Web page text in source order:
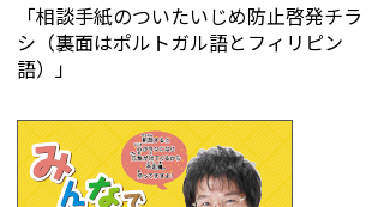
「相談手紙のついたいじめ防止啓発チラ
シ（裏面はポルトガル語とフィリピン
語）」